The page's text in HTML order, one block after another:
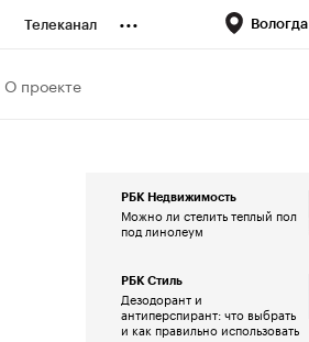
Телеканал ... Вологда
О проекте
РБК Недвижимость
Можно ли стелить теплый пол
под линолеум
РБК Стиль
Дезодорант и
антиперспирант: что выбрать
и как правильно использовать